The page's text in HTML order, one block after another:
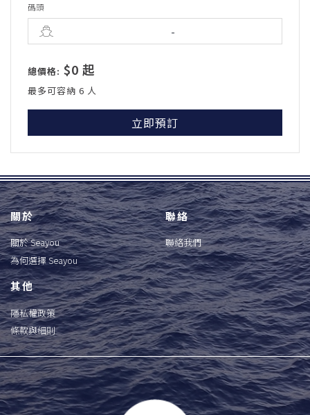
碼頭
總價格: $0 起
最多可容納 6 人
立即預訂
關於
關於 Seayou
為何選擇 Seayou
聯絡
聯絡我們
其他
隱私權政策
條款與細則